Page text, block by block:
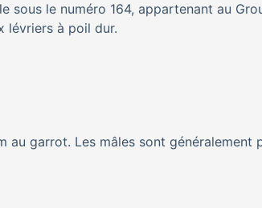
sous le numéro 164, appartenant au
lévriers à poil dur.
au garrot. Les mâles sont généralement